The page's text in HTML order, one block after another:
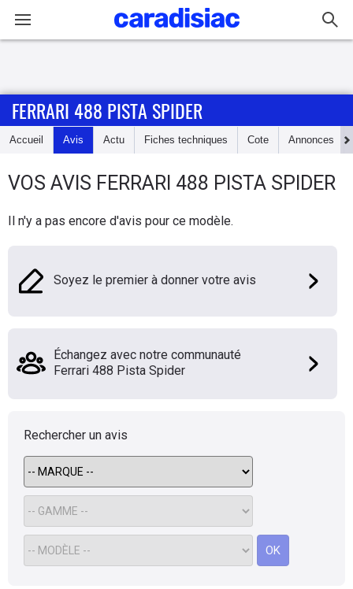
Accueil
Essais
Guide
Electriques
Flottes
Services
Forum
Moto
Marques
FERRARI 488 PISTA SPIDER
Accueil Avis Actu Fiches techniques Cote Annonces
VOS AVIS FERRARI 488 PISTA SPIDER
Il n'y a pas encore d'avis pour ce modèle.
Soyez le premier à donner votre avis
Échangez avec notre communauté
Ferrari 488 Pista Spider
Rechercher un avis
OK